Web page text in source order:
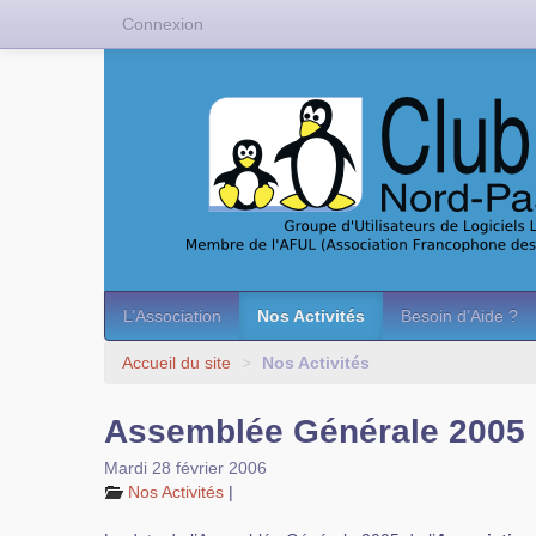
L’Association Nos Activités Besoin d’Aide ?
Accueil du site > Nos Activités
Assemblée Générale 2005
Mardi 28 février 2006
Nos Activités |
Connexion